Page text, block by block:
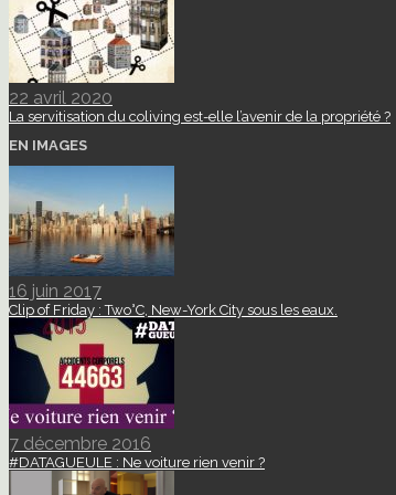
22 avril 2020
La servitisation du coliving est-elle l’avenir de la propriété ?
EN IMAGES
16 juin 2017
Clip of Friday : Two°C, New-York City sous les eaux.
7 décembre 2016
#DATAGUEULE : Ne voiture rien venir ?